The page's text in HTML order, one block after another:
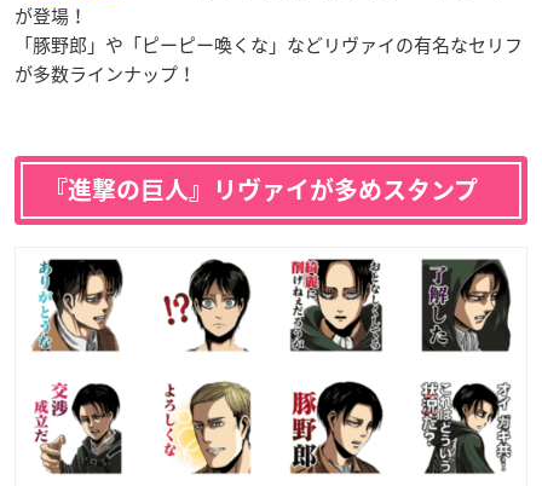
が登場！
「豚野郎」や「ピーピー喚くな」などリヴァイの有名なセリフ
が多数ラインナップ！
『進撃の巨人』リヴァイが多めスタンプ